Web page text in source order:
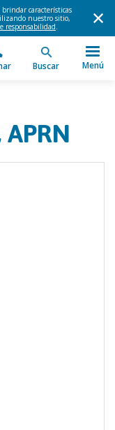
brindar características
nuestro sitio,
responsabilidad.
Buscar Menú